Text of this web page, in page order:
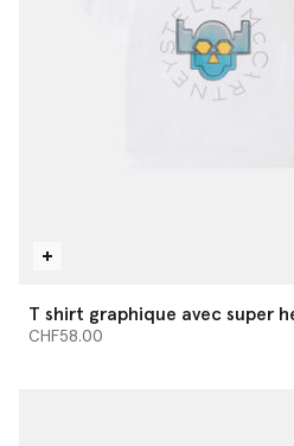
T shirt graphique avec super
CHF58.00